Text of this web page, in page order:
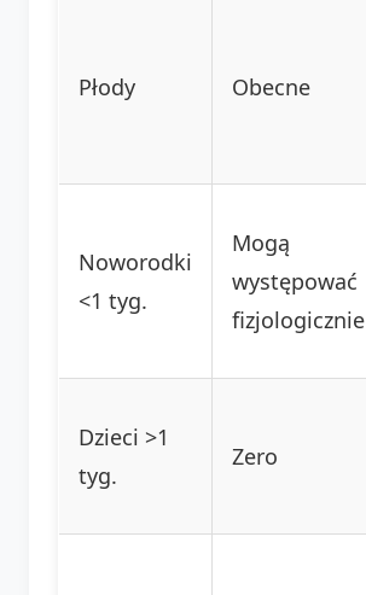
Płody Obecne
Noworodki
<1 tyg.
Mogą
występować
fizjologicznie
Dzieci >1
tyg.
Zero